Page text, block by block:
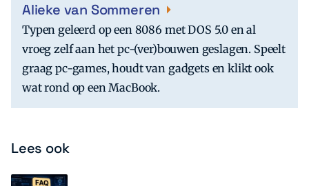
Alieke van Sommeren
Typen geleerd op een 8086 met DOS 5.0 en al
vroeg zelf aan het pc-(ver)bouwen geslagen. Speelt
graag pc-games, houdt van gadgets en klikt ook
wat rond op een MacBook.
Lees ook